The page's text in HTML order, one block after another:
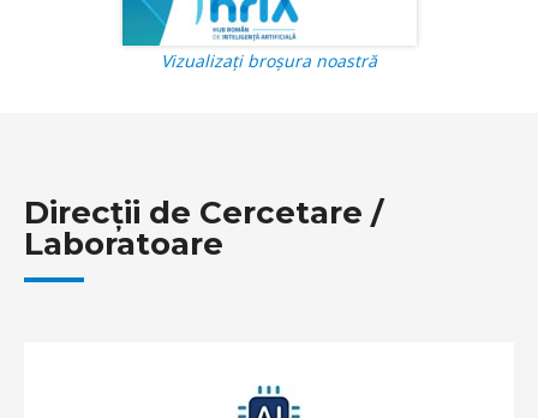
Vizualizați broșura noastră
Direcții de Cercetare /
Laboratoare